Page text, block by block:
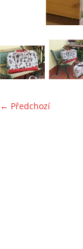
← Předchozí